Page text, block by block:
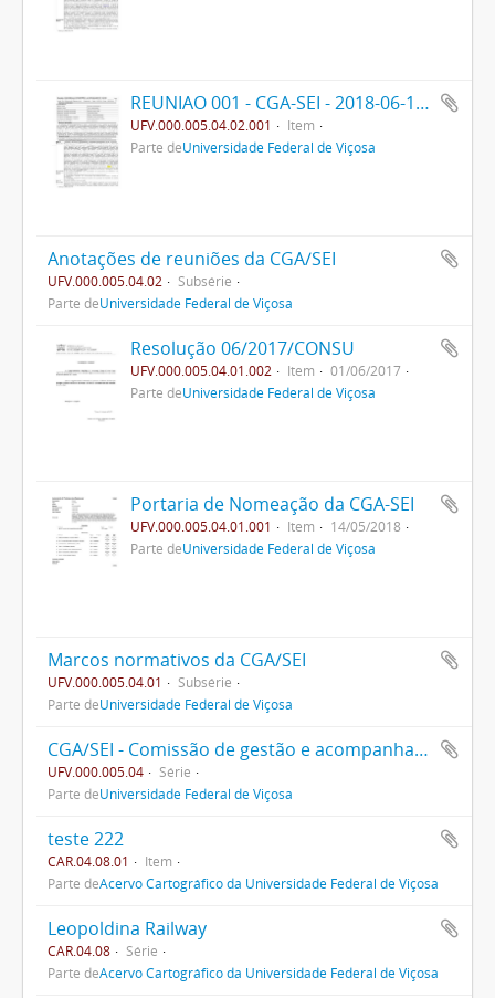
REUNIAO 001 - CGA-SEI - 2018-06-14 - PPO
UFV.000.005.04.02.001
Item
Parte deUniversidade Federal de Viçosa
Anotações de reuniões da CGA/SEI
UFV.000.005.04.02
Subsérie
Parte deUniversidade Federal de Viçosa
Resolução 06/2017/CONSU
UFV.000.005.04.01.002 Item
01/06/2017
Parte deUniversidade Federal de Viçosa
Portaria de Nomeação da CGA-SEI
UFV.000.005.04.01.001 Item
14/05/2018
Parte deUniversidade Federal de Viçosa
Marcos normativos da CGA/SEI
UFV.000.005.04.01
Subsérie
Parte deUniversidade Federal de Viçosa
CGA/SEI - Comissão de gestão e acompanhamento do Sistema Eletrônico de Informações
UFV.000.005.04
Série
Parte deUniversidade Federal de Viçosa
teste 222
CAR.04.08.01
Item
Parte deAcervo Cartográfico da Universidade Federal de Viçosa
Leopoldina Railway
CAR.04.08
Série
Parte deAcervo Cartográfico da Universidade Federal de Viçosa